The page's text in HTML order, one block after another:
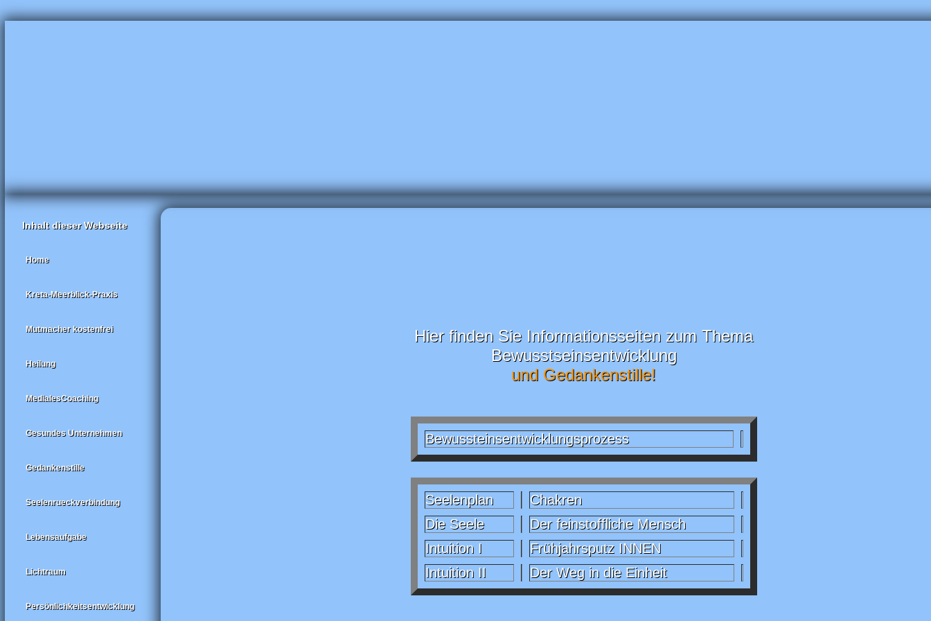
Inhalt dieser Webseite
Home
Kreta-Meerblick-Praxis
Mutmacher kostenfrei
Heilung
MedialesCoaching
Gesundes Unternehmen
Gedankenstille
Seelenrueckverbindung
Lebensaufgabe
Lichtraum
Persönlichkeitsentwicklung
Hier finden Sie Informationsseiten zum Thema
Bewusstseinsentwicklung
und Gedankenstille!
Bewussteinsentwicklungsprozess
Seelenplan
Chakren
Die Seele
Der feinstoffliche Mensch
Intuition I
Frühjahrsputz INNEN
Intuition II
Der Weg in die Einheit